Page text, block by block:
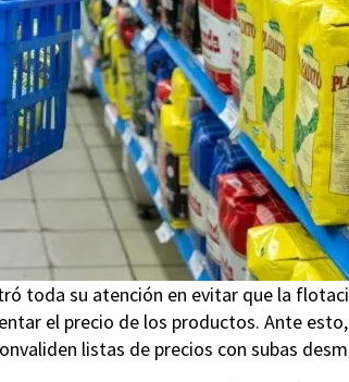
toda su atención en evitar que la
el precio de los productos. Ante
listas de precios con subas